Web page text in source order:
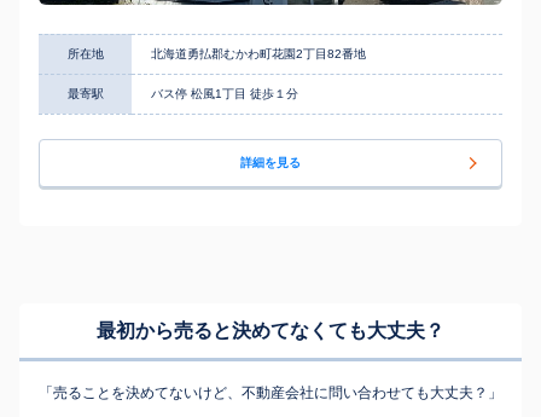
所在地 北海道勇払郡むかわ町花園2丁目82番地
最寄駅 バス停 松風1丁目 徒歩１分
詳細を見る
最初から売ると決めてなくても大丈夫？
「売ることを決めてないけど、不動産会社に問い合わせても大丈夫？」